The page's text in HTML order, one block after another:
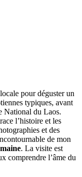
pour déguster un
typiques, avant
National du Laos.
l’histoire et les
et des
de mon
. La visite est
comprendre l’âme du